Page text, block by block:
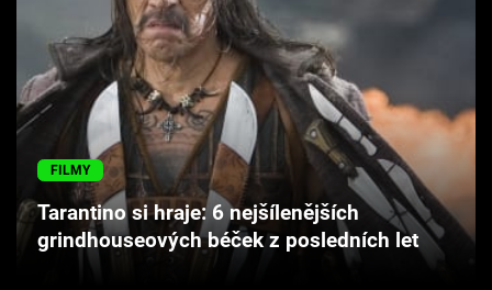
Seriály
Hry
Cool Esport
Pořady
TV Program
FILMY
Tarantino si hraje: 6 nejšílenějších
grindhouseových béček z posledních let